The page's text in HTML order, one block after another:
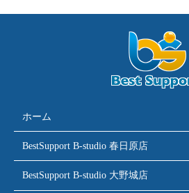
ホーム
BestSupport B-studio 春日原店
BestSupport B-studio 大野城店